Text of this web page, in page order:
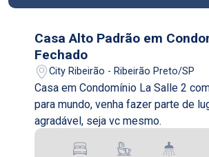
Casa Alto Padrão em
Fechado
City Ribeirão - Ribeirão Preto/SP
Casa em Condomínio La Salle 2
para mundo, venha fazer parte de
agradável, seja vc mesmo.